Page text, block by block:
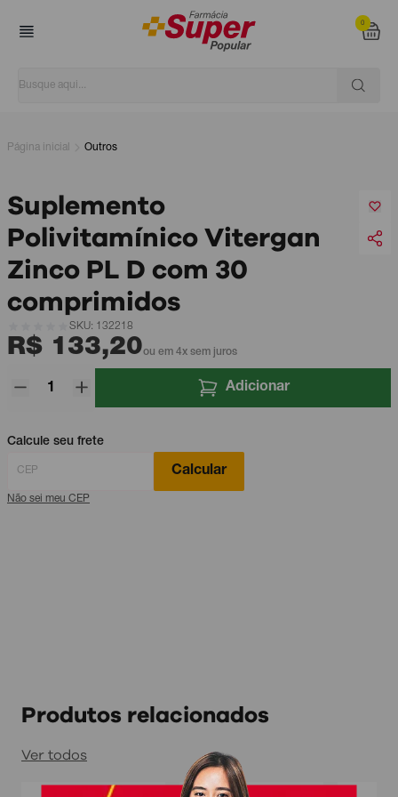
0
Página inicial Outros
Suplemento
Polivitamínico Vitergan
Zinco PL D com 30
comprimidos
SKU: 132218
R$ 133,20ou em 4x sem juros
Adicionar
Calcule seu frete
Calcular
Não sei meu CEP
Produtos relacionados
Ver todos